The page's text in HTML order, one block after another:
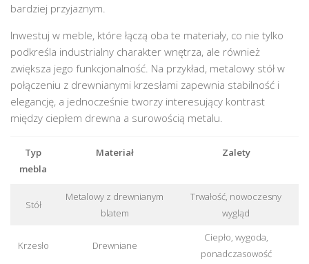
bardziej przyjaznym.
Inwestuj w meble, które łączą oba te materiały, co nie tylko
podkreśla industrialny charakter wnętrza, ale również
zwiększa jego funkcjonalność. Na przykład, metalowy stół w
połączeniu z drewnianymi krzesłami zapewnia stabilność i
elegancję, a jednocześnie tworzy interesujący kontrast
między ciepłem drewna a surowością metalu.
Typ
mebla
Materiał Zalety
Stół
Metalowy z drewnianym
blatem
Trwałość, nowoczesny
wygląd
Krzesło Drewniane
Ciepło, wygoda,
ponadczasowość